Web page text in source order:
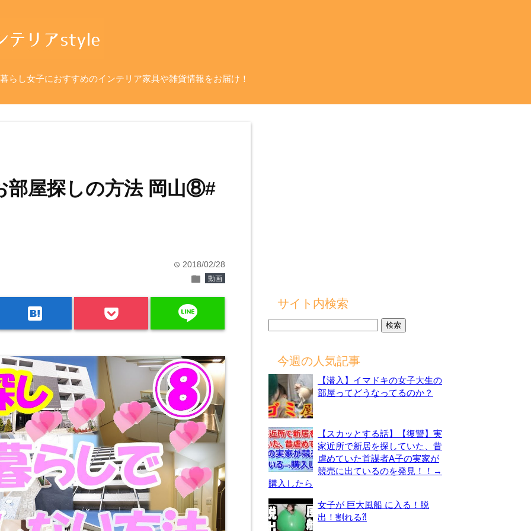
らし女子におすすめのインテリア家具や雑貨情報をお届け！
部屋探しの方法 岡山⑧#
time 2018/02/28
folder 動画
hatenabookmark line サイト内検索
今週の人気記事
【潜入】イマドキの女子大生の
部屋ってどうなってるのか？
【スカッとする話】【復讐】実
家近所で新居を探していた、昔
虐めていた首謀者A子の実家が
競売に出ているのを発見！！→
購入したら
女子が 巨大風船 に入る！脱
出！割れる⁈